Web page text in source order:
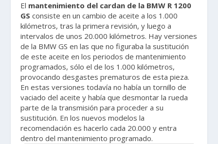
El mantenimiento del cardan de la BMW R 1200
GS consiste en un cambio de aceite a los 1.000
kilómetros, tras la primera revisión, y luego a
intervalos de unos 20.000 kilómetros. Hay versiones
de la BMW GS en las que no figuraba la sustitución
de este aceite en los periodos de mantenimiento
programados, sólo el de los 1.000 kilómetros,
provocando desgastes prematuros de esta pieza.
En estas versiones todavía no había un tornillo de
vaciado del aceite y había que desmontar la rueda
parte de la transmisión para proceder a su
sustitución. En los nuevos modelos la
recomendación es hacerlo cada 20.000 y entra
dentro del mantenimiento programado.